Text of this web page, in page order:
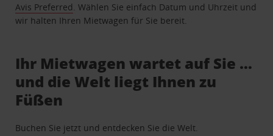
Avis Preferred . Wählen Sie einfach Datum und Uhrzeit und
wir halten Ihren Mietwagen für Sie bereit.
Ihr Mietwagen wartet auf Sie …
und die Welt liegt Ihnen zu
Füßen
Buchen Sie jetzt und entdecken Sie die Welt.